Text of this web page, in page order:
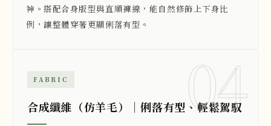
神。搭配合身版型與直順褲線，能自然修飾上下身比
例，讓整體穿著更顯俐落有型。
04
FABRIC
合成纖維（仿羊毛）｜俐落有型、輕鬆駕馭